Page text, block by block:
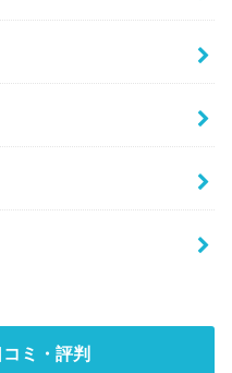
ミ・評判